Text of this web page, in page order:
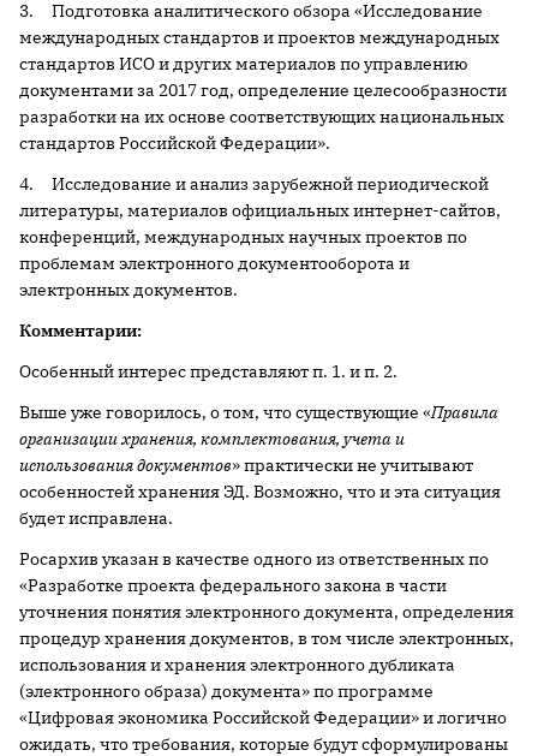
3. Подготовка аналитического обзора «Исследование
международных стандартов и проектов международных
стандартов ИСО и других материалов по управлению
документами за 2017 год, определение целесообразности
разработки на их основе соответствующих национальных
стандартов Российской Федерации».
4. Исследование и анализ зарубежной периодической
литературы, материалов официальных интернет-сайтов,
конференций, международных научных проектов по
проблемам электронного документооборота и
электронных документов.
Комментарии:
Особенный интерес представляют п. 1. и п. 2.
Выше уже говорилось, о том, что существующие «Правила
организации хранения, комплектования, учета и
использования документов» практически не учитывают
особенностей хранения ЭД. Возможно, что и эта ситуация
будет исправлена.
Росархив указан в качестве одного из ответственных по
«Разработке проекта федерального закона в части
уточнения понятия электронного документа, определения
процедур хранения документов, в том числе электронных,
использования и хранения электронного дубликата
(электронного образа) документа» по программе
«Цифровая экономика Российской Федерации» и логично
ожидать, что требования, которые будут сформулированы